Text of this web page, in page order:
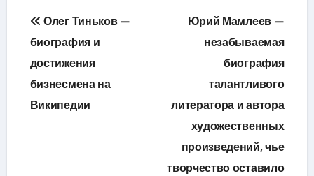
Навигация
по
записям
Олег Тиньков —
биография и
достижения
бизнесмена на
Википедии
Юрий Мамлеев —
незабываемая
биография
талантливого
литератора и автора
художественных
произведений, чье
творчество оставило